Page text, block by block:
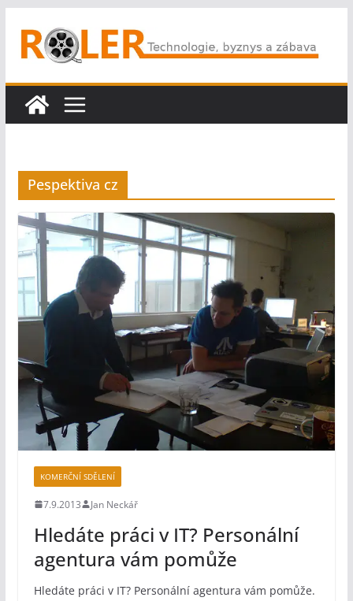
obsah
Pespektiva cz
KOMERČNÍ SDĚLENÍ
7.9.2013 Jan Neckář
Hledáte práci v IT? Personální
agentura vám pomůže
Hledáte práci v IT? Personální agentura vám pomůže.